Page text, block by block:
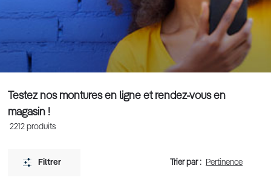
Testez nos montures en ligne et rendez-vous en
magasin !
2212 produits
Filtrer Trier par :